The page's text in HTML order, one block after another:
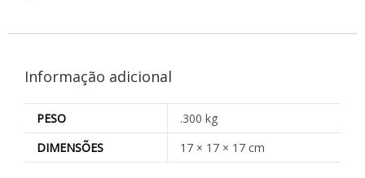
Informação adicional
PESO
.300 kg
DIMENSÕES
17 × 17 × 17 cm